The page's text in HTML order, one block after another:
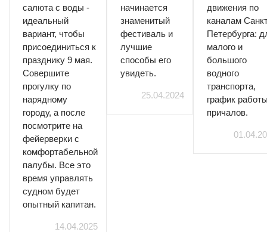
салюта с воды -
идеальный
вариант, чтобы
присоединиться к
празднику 9 мая.
Совершите
прогулку по
нарядному
городу, а после
посмотрите на
фейерверки с
комфортабельной
палубы. Все это
время управлять
судном будет
опытный капитан.
14.04.2025
начинается
знаменитый
фестиваль и
лучшие
способы его
увидеть.
25.04.2024
движения по
каналам
Петербурга:
малого и
большого
водного
транспорта,
график
причалов.